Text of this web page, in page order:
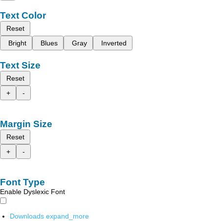
Text Color
Reset
Bright
Blues Gray Inverted
Text Size
Reset
+
-
Margin Size
Reset
+
-
Font Type
Enable Dyslexic Font
Downloads expand_more